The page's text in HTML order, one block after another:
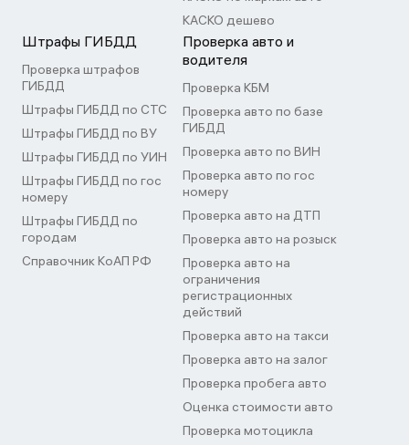
КАСКО дешево
Штрафы ГИБДД
Проверка штрафов
ГИБДД
Штрафы ГИБДД по СТС
Штрафы ГИБДД по ВУ
Штрафы ГИБДД по УИН
Штрафы ГИБДД по гос
номеру
Штрафы ГИБДД по
городам
Справочник КоАП РФ
Проверка авто и
водителя
Проверка КБМ
Проверка авто по базе
ГИБДД
Проверка авто по ВИН
Проверка авто по гос
номеру
Проверка авто на ДТП
Проверка авто на розыск
Проверка авто на
ограничения
регистрационных
действий
Проверка авто на такси
Проверка авто на залог
Проверка пробега авто
Оценка стоимости авто
Проверка мотоцикла